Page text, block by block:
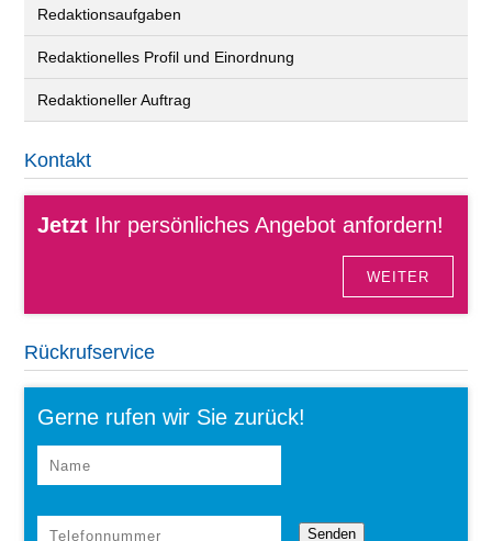
Redaktionsaufgaben
Redaktionelles Profil und Einordnung
Redaktioneller Auftrag
Kontakt
Jetzt Ihr persönliches Angebot anfordern!
WEITER
Rückrufservice
Gerne rufen wir Sie zurück!